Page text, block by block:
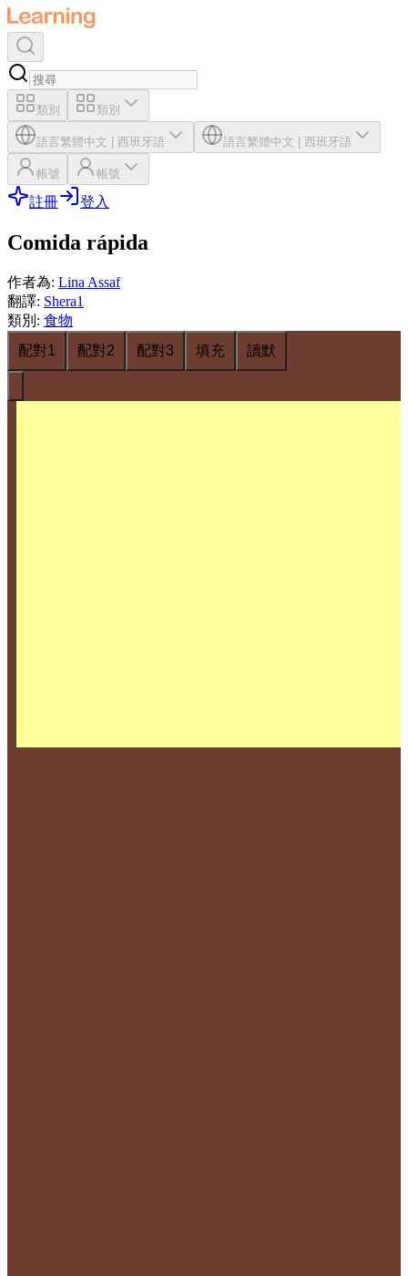
類別 類別
語言繁體中文 西班牙語 語言繁體中文 西班牙語
帳號 帳號
註冊 登入
Comida rápida
作者為: Lina Assaf
翻譯: Shera1
類別 : 食物
配對1
配對2 配對3 填充 讀默